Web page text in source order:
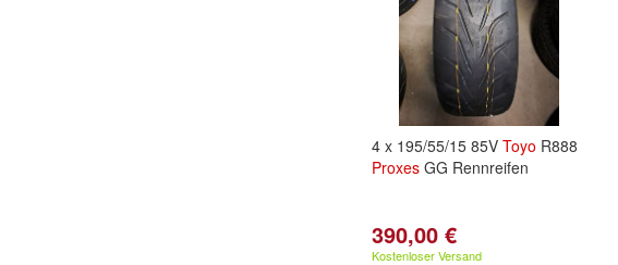
4 x 195/55/15 85V Toyo R888
Proxes GG Rennreifen
390,00 €
Kostenloser Versand